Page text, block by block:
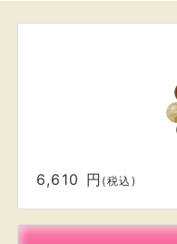
6,610 円 (税込)